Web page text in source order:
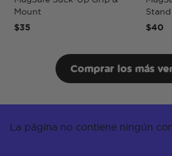
Mount
$35
Stand
$40
Comprar los más
La página no contiene ningún